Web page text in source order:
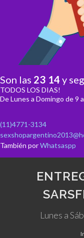
Son las 23 14 y
TODOS LOS DIAS!
De Lunes a Domingo de 9
(11)4771-3134
También porWhatsaspp
Lunes a